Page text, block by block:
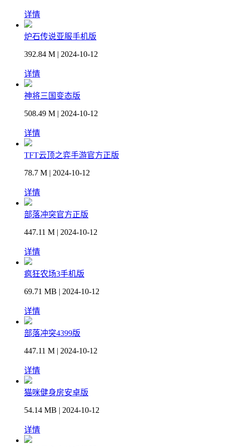
详情
炉石传说亚服手机版
392.84 M | 2024-10-12
详情
神将三国变态版
508.49 M | 2024-10-12
详情
TFT云顶之弈手游官方正版
78.7 M | 2024-10-12
详情
部落冲突官方正版
447.11 M | 2024-10-12
详情
疯狂农场3手机版
69.71 MB | 2024-10-12
详情
部落冲突4399版
447.11 M | 2024-10-12
详情
猫咪健身房安卓版
54.14 MB | 2024-10-12
详情